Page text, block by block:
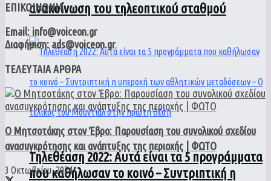
ανακοίνωση του τηλεοπτικού σταθμού
Τηλεθέαση 2022: Αυτά είναι τα 5 προγράμματα
που καθήλωσαν το κοινό – Συντριπτική η
ΕΠΙΚΟΙΝΩΝΙΑ
Email: info@voiceon.gr
Διαφήμιση: ads@voiceon.gr
ΤΕΛΕΥΤΑΙΑ ΑΡΘΡΑ
Ο Μητσοτάκης στον Έβρο: Παρουσίαση του συνολικού σχεδίου
ανασυγκρότησης και ανάπτυξης της περιοχής | ΦΩΤΟ
3 Οκτωβρίου, 2024